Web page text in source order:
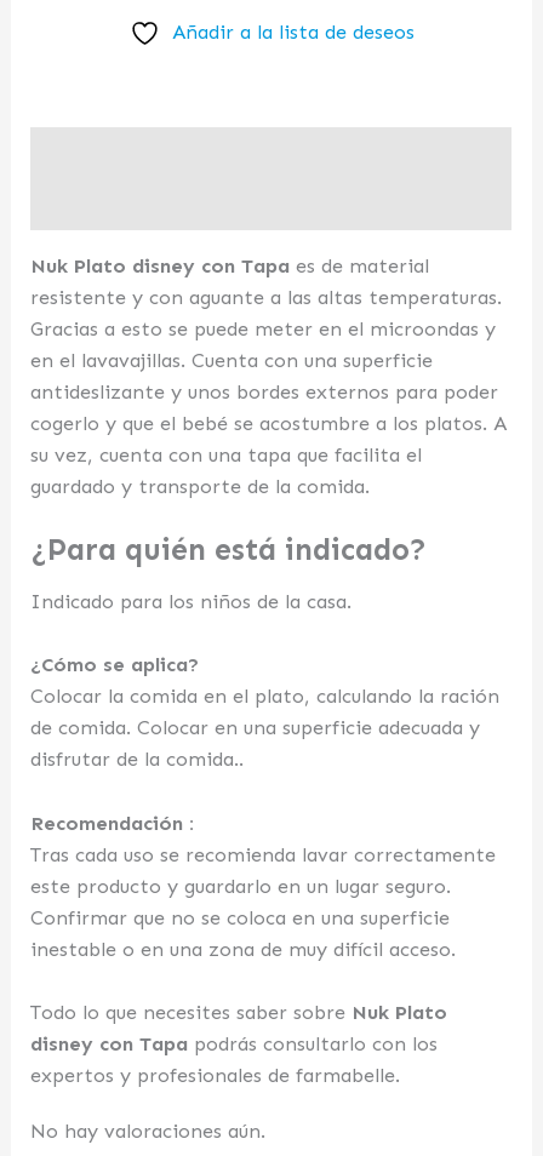
Añadir a la lista de deseos
Nuk Plato disney con Tapa es de material
resistente y con aguante a las altas temperaturas.
Gracias a esto se puede meter en el microondas y
en el lavavajillas. Cuenta con una superficie
antideslizante y unos bordes externos para poder
cogerlo y que el bebé se acostumbre a los platos. A
su vez, cuenta con una tapa que facilita el
guardado y transporte de la comida.
¿Para quién está indicado?
Indicado para los niños de la casa.
¿Cómo se aplica?
Colocar la comida en el plato, calculando la ración
de comida. Colocar en una superficie adecuada y
disfrutar de la comida..
Recomendación :
Tras cada uso se recomienda lavar correctamente
este producto y guardarlo en un lugar seguro.
Confirmar que no se coloca en una superficie
inestable o en una zona de muy difícil acceso.
Todo lo que necesites saber sobre Nuk Plato
disney con Tapa podrás consultarlo con los
expertos y profesionales de farmabelle.
No hay valoraciones aún.